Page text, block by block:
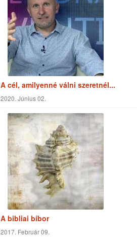
Reménység Média Biblia
Életmód
Szabadegyetem
Egészség
Munka Világ
Élmények
Világnézet
Tapasztalatok
Ajánlott linkek